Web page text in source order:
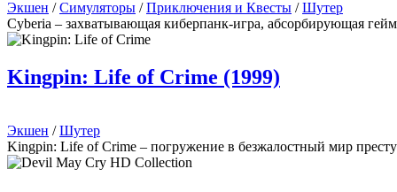
Экшен /Симуляторы /Приключения и Квесты /Шутер
Cyberia – захватывающая киберпанк-игра, абсорбирующая
Kingpin: Life of Crime (1999)
Экшен /Шутер
Kingpin: Life of Crime – погружение в безжалостный мир